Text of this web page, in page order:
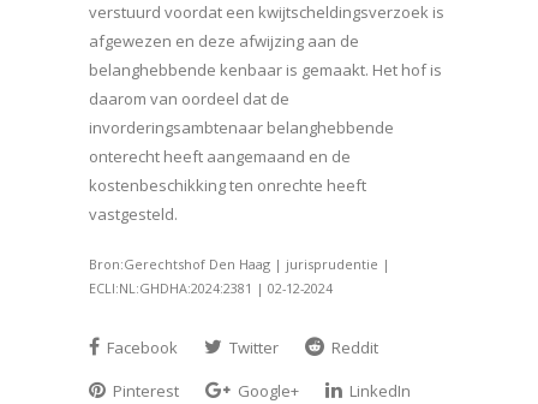
verstuurd voordat een kwijtscheldingsverzoek is
afgewezen en deze afwijzing aan de
belanghebbende kenbaar is gemaakt. Het hof is
daarom van oordeel dat de
invorderingsambtenaar belanghebbende
onterecht heeft aangemaand en de
kostenbeschikking ten onrechte heeft
vastgesteld.
Bron:Gerechtshof Den Haag | jurisprudentie |
ECLI:NL:GHDHA:2024:2381 | 02-12-2024
Facebook Twitter
Reddit
Pinterest
Google+
LinkedIn